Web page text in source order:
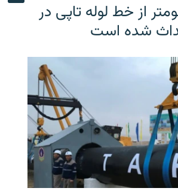
۱۱۶ کیلومتر از خط لوله تاپی در
شده است